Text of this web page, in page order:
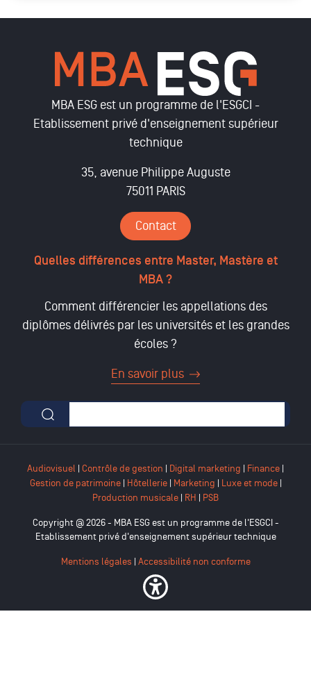
MBA ESG est un programme de l'ESGCI -
Etablissement privé d'enseignement supérieur
technique
35, avenue Philippe Auguste
75011 PARIS
Contact
Quelles différences entre Master, Mastère et
MBA ?
Comment différencier les appellations des
diplômes délivrés par les universités et les grandes
écoles ?
En savoir plus
Formulaire de recherche
Audiovisuel | Contrôle de gestion | Digital marketing | Finance |
Gestion de patrimoine| Hôtellerie| Marketing | Luxe et mode|
Production musicale | RH | PSB
Copyright @ 2026 - MBA ESG est un programme de l'ESGCI -
Etablissement privé d'enseignement supérieur technique
Mentions légales Accessibilité non conforme